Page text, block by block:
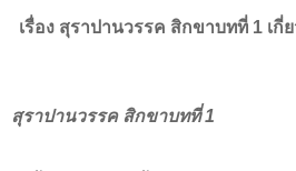
เรื่อง สุราปานวรรค สิกขาบทที่ 1 เกี่
สุราปานวรรค สิกขาบทที่ 1